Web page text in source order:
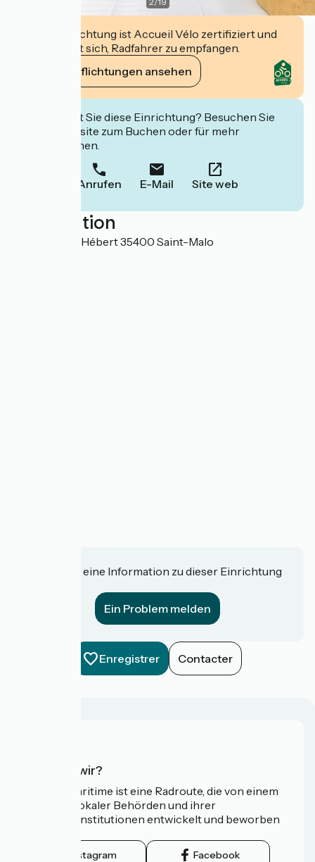
Diese Einrichtung ist Accueil Vélo zertifiziert und
verpflichtet sich, Radfahrer zu empfangen.
Ihre Verpflichtungen ansehen
Interessiert Sie diese Einrichtung? Besuchen Sie
deren Website zum Buchen oder für mehr
Informationen.
Anrufen E-Mail Site web
Localisation
64 boulevard Hébert 35400 Saint-Malo
Haben Sie eine Information zu dieser Einrichtung
Ein Problem melden
Enregistrer Contacter
Wer sind wir?
Die Vélomaritime ist eine Radroute, die von einem
Netzwerk lokaler Behörden und ihrer
Tourismusinstitutionen entwickelt und beworben
Instagram Facebook